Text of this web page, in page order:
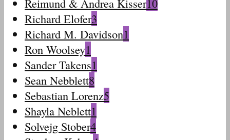
Reimund & Andrea Kisser10
Richard Elofer3
Richard M. Davidson1
Ron Woolsey1
Sander Takens1
Sean Nebblett8
Sebastian Lorenz5
Shayla Neblett1
Solvejg Stober4